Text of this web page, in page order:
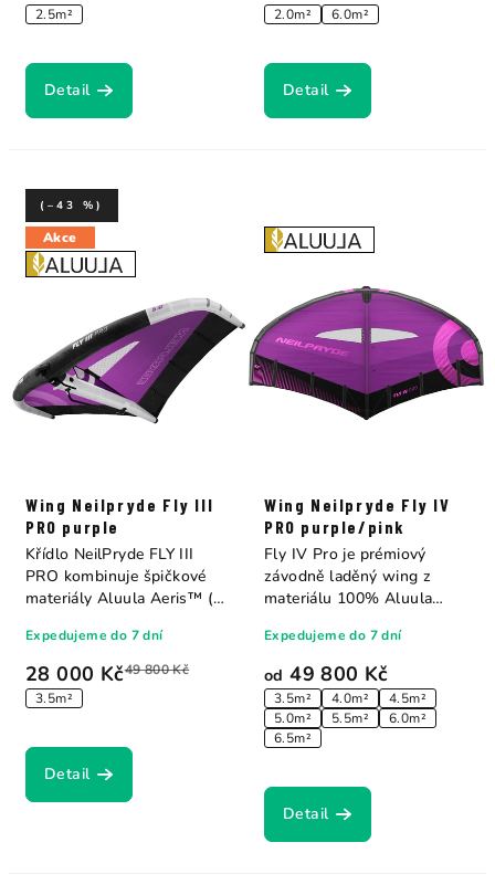
2.5m²
Detail
2.0m² 6.0m²
Detail
Akce
Wing Neilpryde Fly III
PRO purple
28 000 Kč49 800 Kč
(–43 %)
3.5m²
Expedujeme do 7 dní
Detail
Křídlo NeilPryde FLY III
PRO kombinuje špičkové
materiály Aluula Aeris™ (na
Wing Neilpryde Fly IV
PRO purple/pink
od 49 800 Kč
3.5m² 4.0m²
4.5m²
5.0m²
5.5m²
6.0m²
6.5m²
Expedujeme do 7 dní
Detail
Fly IV Pro je prémiový
závodně laděný wing z
materiálu 100% Aluula